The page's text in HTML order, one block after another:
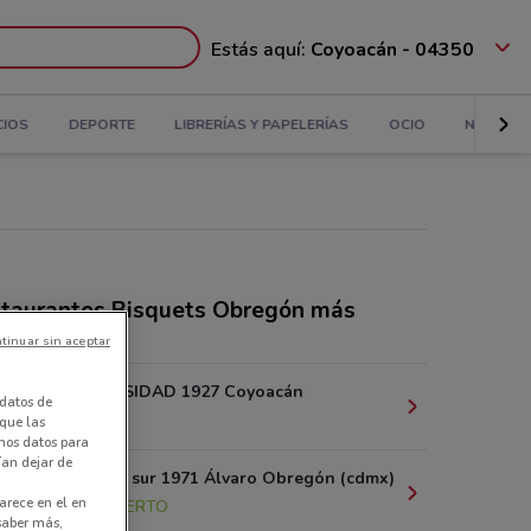
Estás aquí: Coyoacán - 04350
DEPORTE LIBRERÍAS Y PAPELERÍAS OCIO NIÑOS
Bisquets Obregón más
AV. UNIVERSIDAD 1927 Coyoacán
212 m
Insurgentes sur 1971 Álvaro Obregón (cdmx)
1.3 km
ABIERTO
de
las
datos para
dejar de
en el en
más,
sin aceptar